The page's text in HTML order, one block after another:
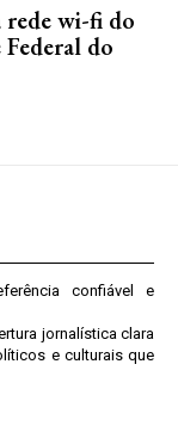
rede wi-fi do
do
confiável e
jornalística clara
e culturais que